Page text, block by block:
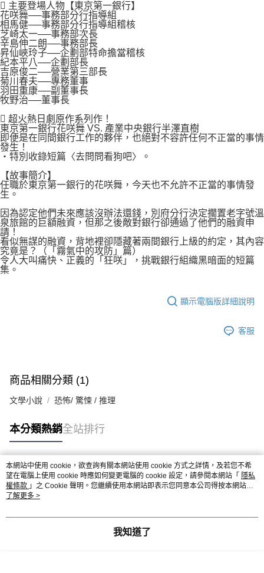
 主要登場人物【東京第一銀行】
花咲舞──事務部分行指導組
相馬健──事務部分行指導組稽核
芝崎太一──事務部次長
辛島伸二朗──事務部長
昇仙峽玲子──企劃部特命擔當稽核
紀本平八──企劃部長
吉原俊二──營業第三部長
菊川春夫──專務董事
羽田重康──副董事長
牧野治──董事長
 超火熱日劇原作系列作！
東京第一銀行花咲舞 VS. 產業中央銀行半澤直樹
即便是在同間銀行工作的夥伴，也絕對不容許任何不正當的事情
發生！
‧特別收錄短篇〈去問問看狗吧〉。
【故事簡介】
任職於東京第一銀行的花咲舞，今天也不允許不正當的事情發
生。
因為認定他們未來應該沒辦法還錢，別府分行決定擱置老字號溫
泉旅館的巨額融資，但那之後敵對銀行卻通過了他們的融資申
請！
看似無謀的融資，背地裡卻隱藏著兩間銀行上級的約定，其內容
究竟是？（「霧氣中的攻防」篇）
令人大叫痛快、正義的「狂咲」，挑戰銀行組織黑暗面的短篇
集。
顯示電腦版詳細說明
客服
商品相關分類 (1)
文學小說 恐怖/ 驚悚 / 推理
本分類熱銷全站排行
熱門標籤
本網站中使用 cookie，欲查詢有關本網站使用 cookie 方式之詳情，及若您不希
望在電腦上使用 cookie 時應如何變更電腦的 cookie 設定，請參閱本網站「 隱私
權條款 」之 Cookie 聲明。您繼續使用本網站即表示您同意本公司得按本網站使
用條款之 Cookie 聲明使用 cookie。
了解更多 >
我知道了